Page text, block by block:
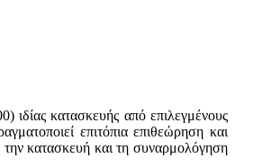
ιδίας κατασκευής από επιλεγμένους
επιτόπια επιθεώρηση και
την κατασκευή και τη συναρμολόγηση